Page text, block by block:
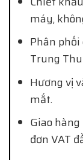
máy,
Phân
Trung
Hương vị
mắt.
Giao
đơn VAT